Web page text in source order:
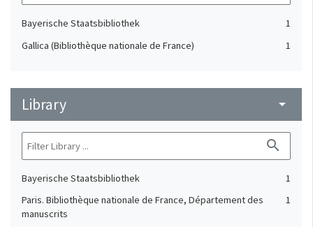
Bayerische Staatsbibliothek
1
Gallica (Bibliothèque nationale de France)
1
Library arrow_drop_down
search
Bayerische Staatsbibliothek
1
Paris. Bibliothèque nationale de France, Département des
manuscrits
1